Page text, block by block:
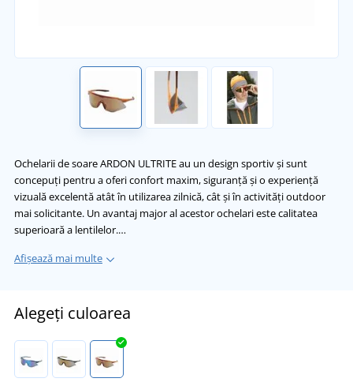
Ochelarii de soare ARDON ULTRITE au un design sportiv și sunt
concepuți pentru a oferi confort maxim, siguranță și o experiență
vizuală excelentă atât în utilizarea zilnică, cât și în activități outdoor
mai solicitante. Un avantaj major al acestor ochelari este calitatea
superioară a lentilelor.…
Afișează mai multe
Alegeți culoarea